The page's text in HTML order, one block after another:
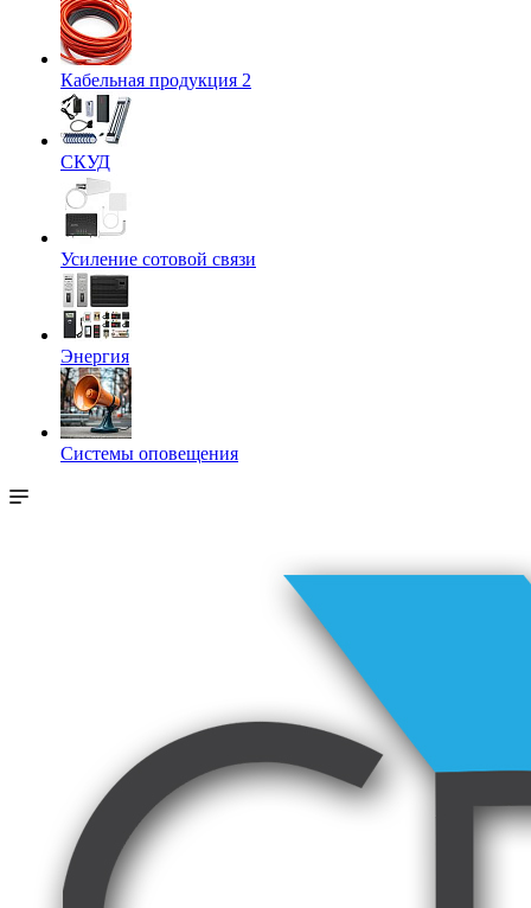
Кабельная продукция 2
СКУД
Усиление сотовой связи
Энергия
Системы оповещения